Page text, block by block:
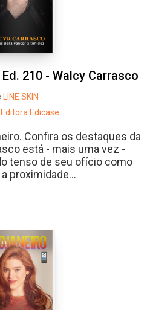
210 - Walcy Carrasco
LINE SKIN
Editora Edicase
Confira os destaques da
está - mais uma vez -
tenso de seu ofício como
proximidade...